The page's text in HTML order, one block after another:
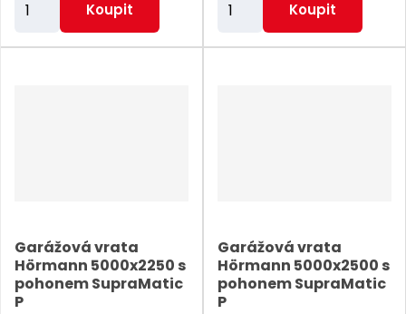
ě
t
Koupit
ě
t
Koupit
Garážová vrata
Hörmann 5000x2250 s
pohonem SupraMatic
P
Garážová vrata
Hörmann 5000x2500 s
pohonem SupraMatic
P